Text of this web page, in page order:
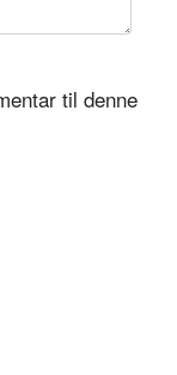
til denne